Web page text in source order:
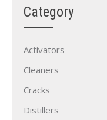
Category
Activators
Cleaners
Cracks
Distillers